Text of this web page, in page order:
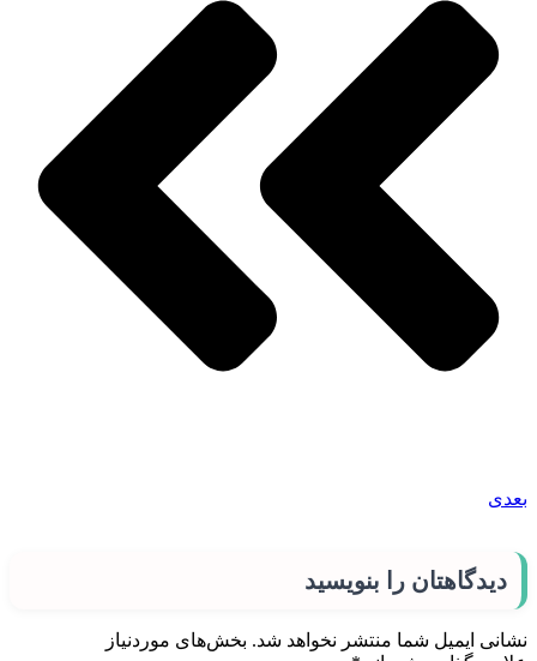
بعدی
دیدگاهتان را بنویسید
نشانی ایمیل شما منتشر نخواهد شد. بخش‌های موردنیاز